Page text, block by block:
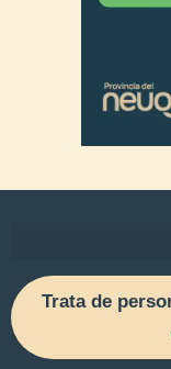
Trata de